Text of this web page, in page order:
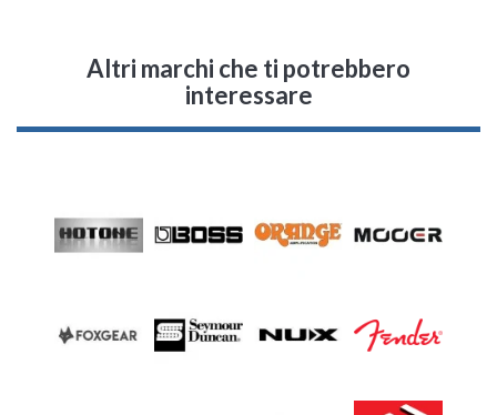
Altri marchi che ti potrebbero
interessare